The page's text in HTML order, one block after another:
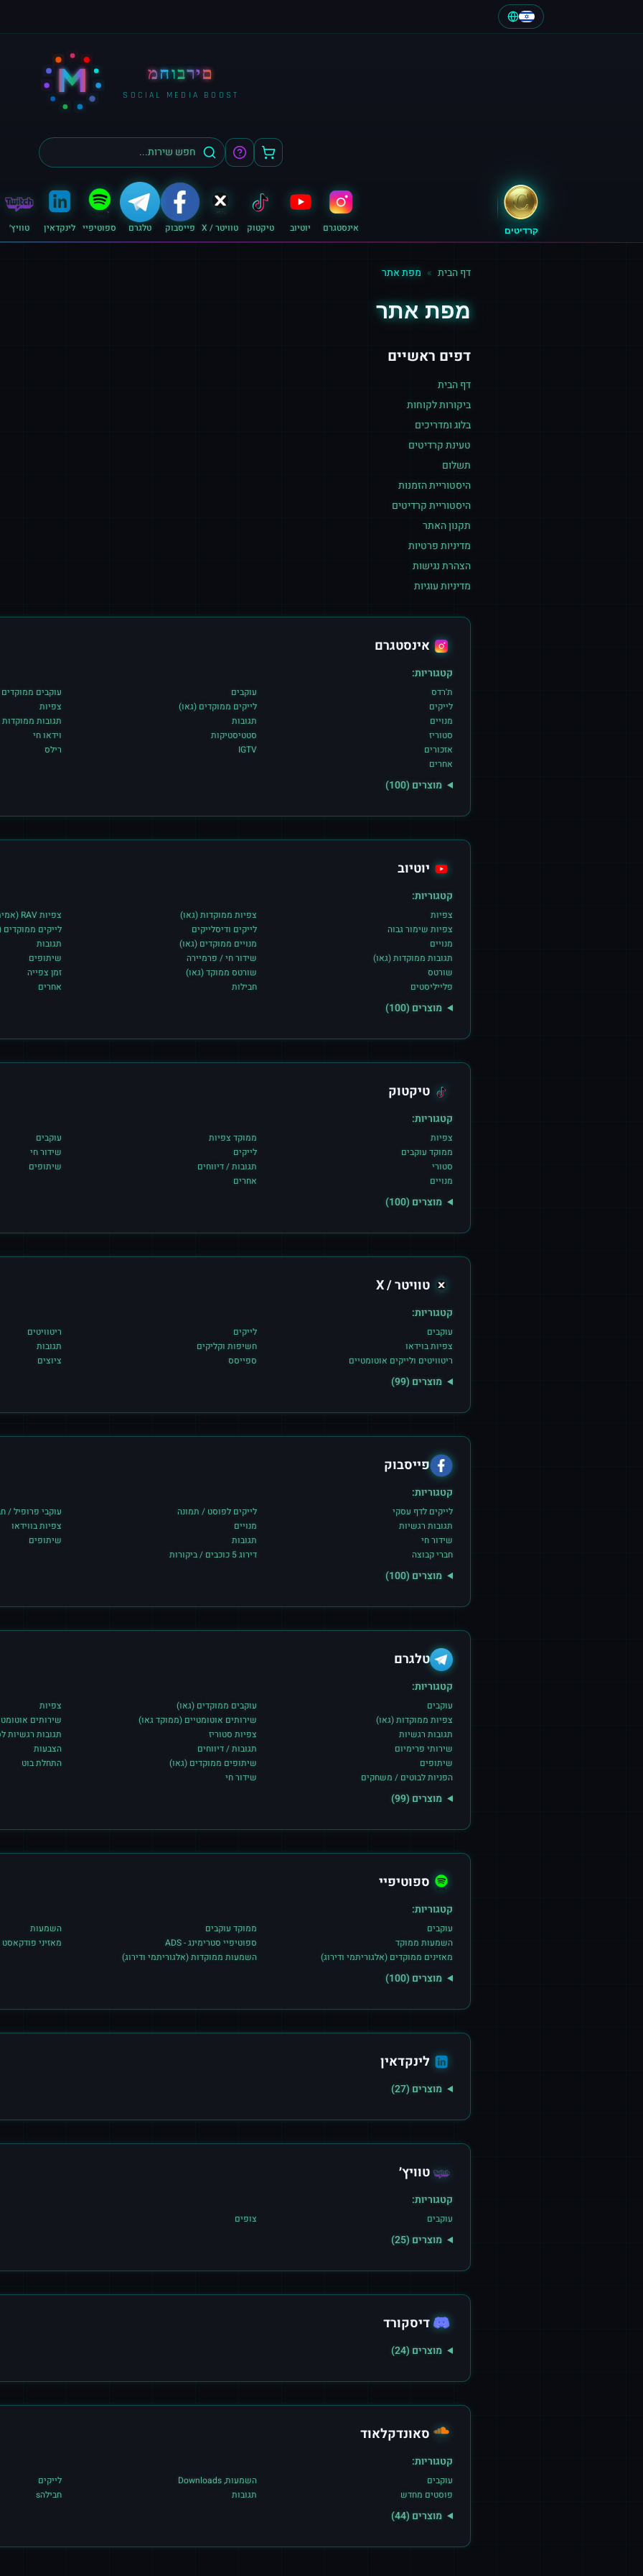
M מחוברים
SOCIAL MEDIA BOOST
קרדיטים אינסטגרם יוטיוב טיקטוק טוויטר / X פייסבוק טלגרם ספוטיפיי לינקדאין טוויץ׳
דף הבית » מפת אתר
מפת אתר
דפים ראשיים
דף הבית
ביקורות לקוחות
בלוג ומדריכים
טעינת קרדיטים
תשלום
היסטוריית הזמנות
היסטוריית קרדיטים
תקנון האתר
מדיניות פרטיות
הצהרת נגישות
מדיניות עוגיות
אינסטגרם
קטגוריות:
ת'רדס עוקבים
עוקבים
לייקים
לייקים ממוקדים (גאו)
צפיות
מנויים
תגובות
תגובות
סטוריז
סטטיסטיקות
וידאו חי
אזכורים
IGTV
רילס
אחרים
מוצרים (100
)
יוטיוב
קטגוריות:
צפיות צפיות ממוקדות (גאו)
צפיות RAV (אמיתיים פעילים)
צפיות שימור גבוה
לייקים ודיסלייקים
לייקים ממוקדים
מנויים
מנויים ממוקדים (גאו)
תגובות
תגובות ממוקדות (גאו)
שידור חי / פרמיירה
שיתופים
שורטס
שורטס ממוקד (גאו)
זמן צפייה
פלייליסטים
חבילות אחרים
מוצרים (100
)
טיקטוק
קטגוריות:
צפיות ממוקד צפיות
עוקבים
ממוקד עוקבים
לייקים
שידור חי
סטורי
תגובות / דיווחים
שיתופים
מנויים
אחרים
מוצרים (100
)
טוויטר / X
קטגוריות:
עוקבים לייקים
ריטוויטים
צפיות בוידאו
חשיפות וקליקים
תגובות
ריטוויטים ולייקים אוטומטיים
ספייסס ציוצים
מוצרים (99
)
פייסבוק
קטגוריות:
לייקים לדף עסקי לייקים לפוסט / תמונה
עוקבי פרופיל /
תגובות רגשיות
מנויים
צפיות בווידאו
שידור חי
תגובות
שיתופים
חברי קבוצה
דירוג 5 כוכבים / ביקורות
מוצרים (100
)
טלגרם
קטגוריות:
עוקבים עוקבים ממוקדים (גאו)
צפיות
צפיות ממוקדות (גאו)
שירותים אוטומטיים (ממוקד גאו)
שירותים
תגובות רגשיות
צפיות סטוריז
תגובות רגשיות
שירותי פרימיום
תגובות / דיווחים
הצבעות
שיתופים
שיתופים ממוקדים (גאו)
התחלת בוט
הפניות לבוטים / משחקים
שידור חי
מוצרים (99
)
ספוטיפיי
קטגוריות:
עוקבים ממוקד עוקבים
השמעות
השמעות ממוקד
ספוטיפיי סטרימינג - ADS
מאזיני פודקאסט
מאזינים ממוקדים (אלגוריתמי ודירוג)
השמעות ממוקדות (אלגוריתמי ודירוג)
מוצרים (100
)
לינקדאין
מוצרים (27
)
טוויץ׳
קטגוריות:
עוקבים צופים
מוצרים (25
)
דיסקורד
מוצרים (24
)
סאונדקלאוד
קטגוריות:
עוקבים השמעות, Downloads
לייקים
פוסטים מחדש
תגובות חבילהs
מוצרים (44
)